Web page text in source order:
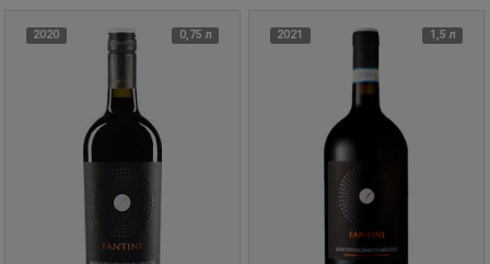
2020 0,75 л 2021 1,5 л